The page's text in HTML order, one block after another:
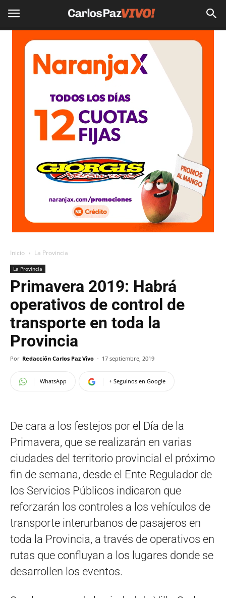
Inicio La Provincia
La Provincia
Primavera 2019: Habrá
operativos de control de
transporte en toda la
Provincia
Por Redacción Carlos Paz Vivo - 17 septiembre, 2019
WhatsApp + Seguinos en Google
De cara a los festejos por el Día de la
Primavera, que se realizarán en varias
ciudades del territorio provincial el próximo
fin de semana, desde el Ente Regulador de
los Servicios Públicos indicaron que
reforzarán los controles a los vehículos de
transporte interurbanos de pasajeros en
toda la Provincia, a través de operativos en
rutas que confluyan a los lugares donde se
desarrollen los eventos.